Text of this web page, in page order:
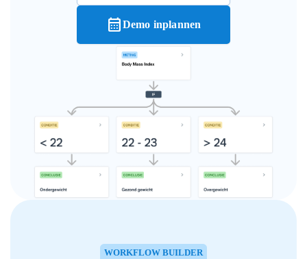
calendar_monthDemo inplannen
WORKFLOW BUILDER